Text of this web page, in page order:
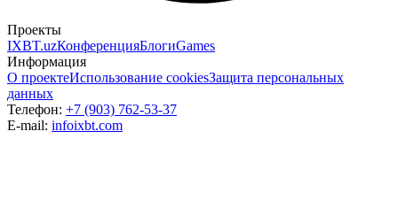
Проекты
IXBT.uzКонференцияБлогиGames
Информация
О проектеИспользование cookiesЗащита персональных
данных
Телефон: +7 (903) 762-53-37
E-mail: infoixbt.com